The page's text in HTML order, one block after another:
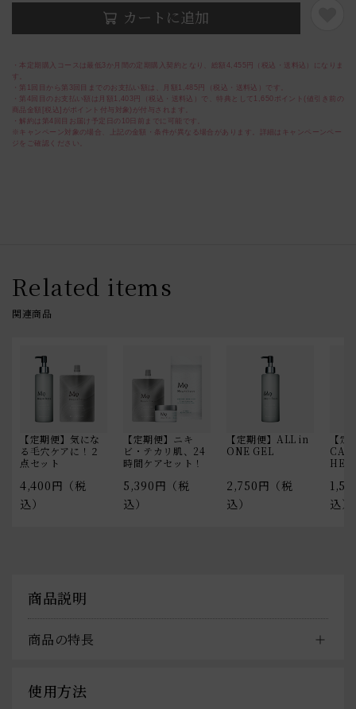
カートに追加
・本定期購入コースは最低3か月間の定期購入契約となり、総額4,455円（税込・送料込）になりま
す。
・第1回目から第3回目までのお支払い額は、月額1,485円（税込・送料込）です。
・第4回目のお支払い額は月額1,403円（税込・送料込）で、特典として1,650ポイント(値引き前の
商品金額[税込]がポイント付与対象)が付与されます。
・解約は第4回目お届け予定日の10日前までに可能です。
※キャンペーン対象の場合、上記の金額・条件が異なる場合があります。詳細はキャンペーンペー
ジをご確認ください。
Related items
関連商品
【定期便】気にな
る毛穴ケアに！２
点セット
4,400円（税
込）
【定期便】ニキ
ビ・テカリ肌、24
時間ケアセット！
5,390円（税
込）
【定期便】ALL in
ONE GEL
2,750円（税
込）
【
込）
商品説明
商品の特長
使用方法